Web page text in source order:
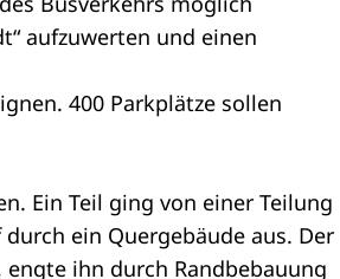
aufzuwerten und einen
400 Parkplätze sollen
Ein Teil ging von einer Teilung
ein Quergebäude aus. Der
ihn durch Randbebauung